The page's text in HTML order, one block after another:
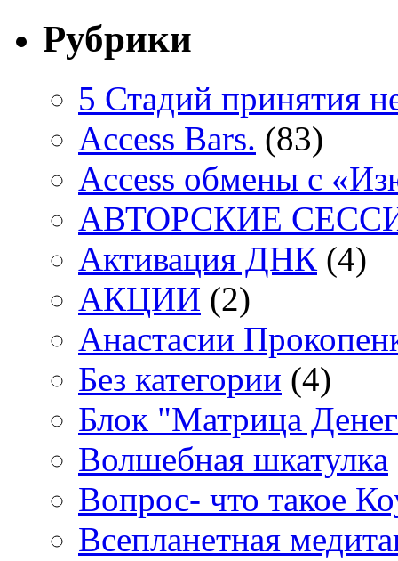
Рубрики
5 Стадий принятия
Access Bars. (83)
Access обмены с
АВТОРСКИЕ
Активация ДНК (4)
АКЦИИ (2)
Анастасии
Без категории (4)
Блок "Матрица
Волшебная шкатулка
Вопрос- что такое
Всепланетная